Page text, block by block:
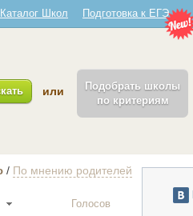
Каталог Школ Подготовка к ЕГЭ
или
Подобрать школы
по критериям
/ По мнению родителей
Голосов